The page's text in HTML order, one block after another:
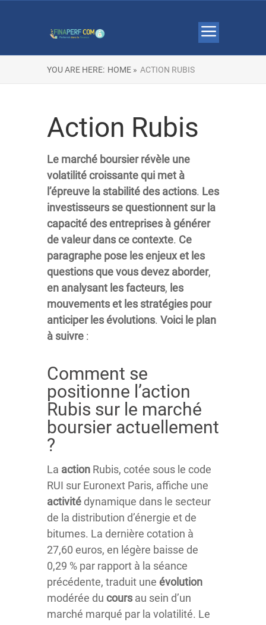
YOU ARE HERE: HOME » ACTION RUBIS
Action Rubis
Le marché boursier révèle une
volatilitécroissantequi met à
l’épreuve la stabilitédes actions. Les
investisseurs sequestionnent sur la
capacitédesentreprises à générer
devaleurdanscecontexte. Ce
paragraphe pose lesenjeuxet les
questionsquevousdevez aborder,
en analysant lesfacteurs, les
mouvementset les stratégies pour
anticiper lesévolutions. Voici le plan
à suivre :
Comment se
positionne l’action
Rubis sur le marché
boursier actuellement
?
La action Rubis, cotée sous le code
RUI sur Euronext Paris, affiche une
activité dynamique dans le secteur
de la distribution d’énergie et de
bitumes. La dernière cotation à
27,60 euros, en légère baisse de
0,29 % par rapport à la séance
précédente, traduit une évolution
modérée du cours au sein d’un
marché marqué par la volatilité. Le